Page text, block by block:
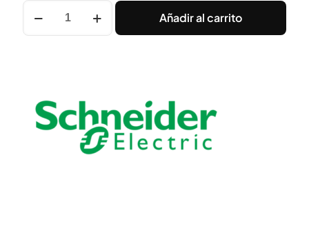
ARRANQUE
3FASE
75A
Schneider
cantidad
Añadir al carrito